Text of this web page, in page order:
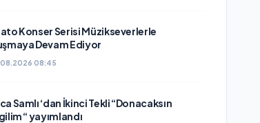
Konser Serisi Müzikseverlerle
Devam Ediyor
08:45
Samlı ‘dan İkinci Tekli “Donacaksın
“ yayımlandı